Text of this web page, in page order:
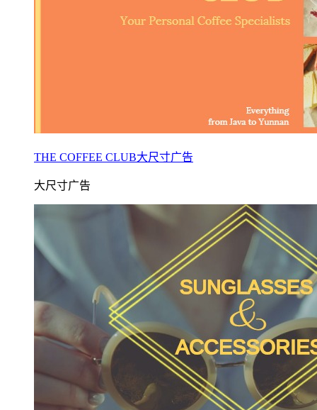
THE COFFEE CLUB大尺寸广告
大尺寸广告